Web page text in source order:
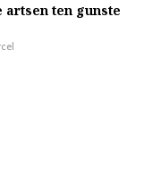
artsen ten gunste